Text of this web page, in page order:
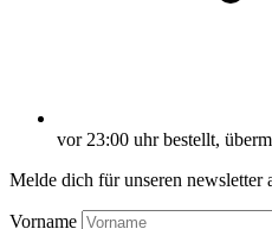
vor 23:00 uhr bestellt,
Melde dich für unseren newsletter
Vorname